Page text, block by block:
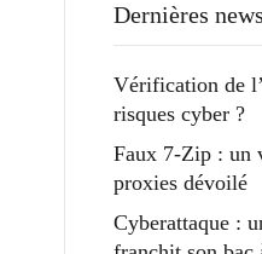
Dernières news
Vérification de
risques cyber ?
Faux 7-Zip : un
proxies dévoilé
Cyberattaque :